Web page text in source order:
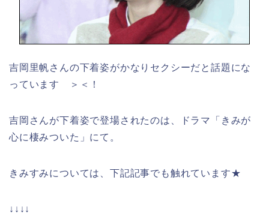
吉岡里帆さんの下着姿がかなりセクシーだと話題にな
っています ＞＜！
吉岡さんが下着姿で登場されたのは、ドラマ「きみが
心に棲みついた」にて。
きみすみについては、下記記事でも触れています★
↓↓↓↓